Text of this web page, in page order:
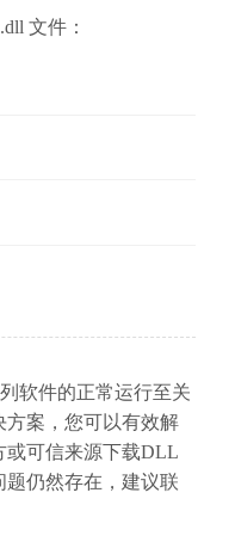
文件：
软件的正常运行至关
案，您可以有效解
或可信来源下载DLL
仍然存在，建议联